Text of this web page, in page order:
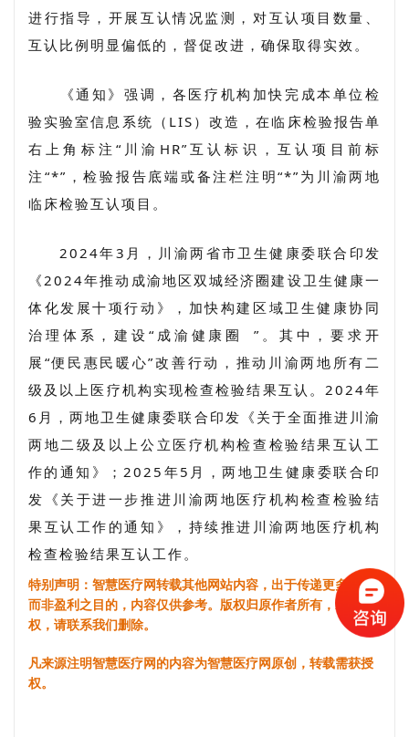
进行指导，开展互认情况监测，对互认项目数量、
互认比例明显偏低的，督促改进，确保取得实效。
《通知》强调，各医疗机构加快完成本单位检
验实验室信息系统（LIS）改造，在临床检验报告单
右上角标注“川渝HR”互认标识，互认项目前标
注“*”，检验报告底端或备注栏注明“*”为川渝两地
临床检验互认项目。
2024年3月，川渝两省市卫生健康委联合印发
《2024年推动成渝地区双城经济圈建设卫生健康一
体化发展十项行动》，加快构建区域卫生健康协同
治理体系，建设“ 成渝健康圈
”。其中，要求开
展“便民惠民暖心”改善行动，推动川渝两地所有二
级及以上医疗机构实现检查检验结果互认。2024年
6月，两地卫生健康委联合印发《关于全面推进川渝
两地二级及以上公立医疗机构检查检验结果互认工
作的通知》；2025年5月，两地卫生健康委联合印
发《关于进一步推进川渝两地医疗机构检查检验结
果互认工作的通知》，持续推进川渝两地医疗机构
检查检验结果互认工作。
特别声明：智慧医疗网转载其他网站内容，出于传递更多信息
而非盈利之目的，内容仅供参考。版权归原作者所有，若有侵
权，请联系我们删除。
凡来源注明智慧医疗网的内容为智慧医疗网原创，转载需获授
权。